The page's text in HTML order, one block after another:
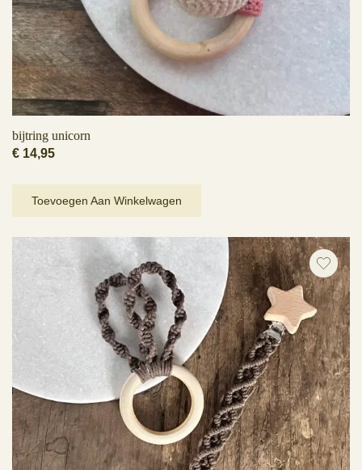
bijtring unicorn
€ 14,95
Toevoegen Aan Winkelwagen